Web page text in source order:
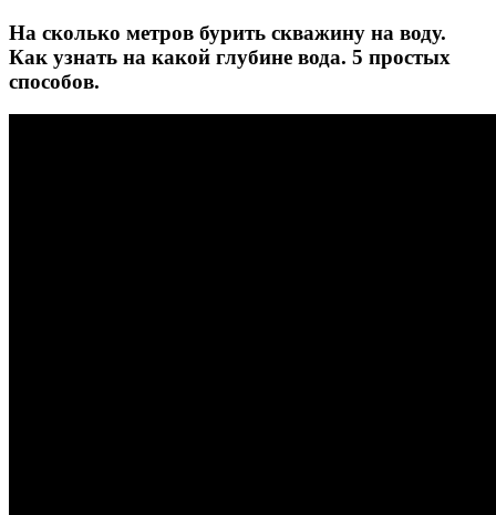
На сколько метров бурить скважину на воду.
Как узнать на какой глубине вода. 5 простых
способов.